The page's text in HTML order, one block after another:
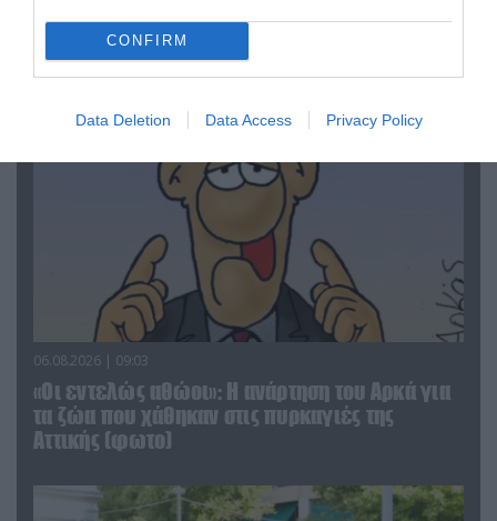
CONFIRM
Data Deletion Data Access Privacy Policy
Αθήνα: Απομακρύνθηκαν παράνομα
αντικείμενα από κοινόχρηστους χώρους
06.08.2026 | 09:03
«Οι εντελώς αθώοι»: Η ανάρτηση του Αρκά για
τα ζώα που χάθηκαν στις πυρκαγιές της
Αττικής (φωτο)